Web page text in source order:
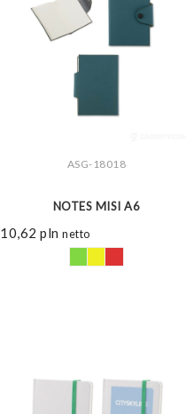
ZOBACZ WIĘCEJ
ASG-18018
NOTES MISI A6
10,62pln netto